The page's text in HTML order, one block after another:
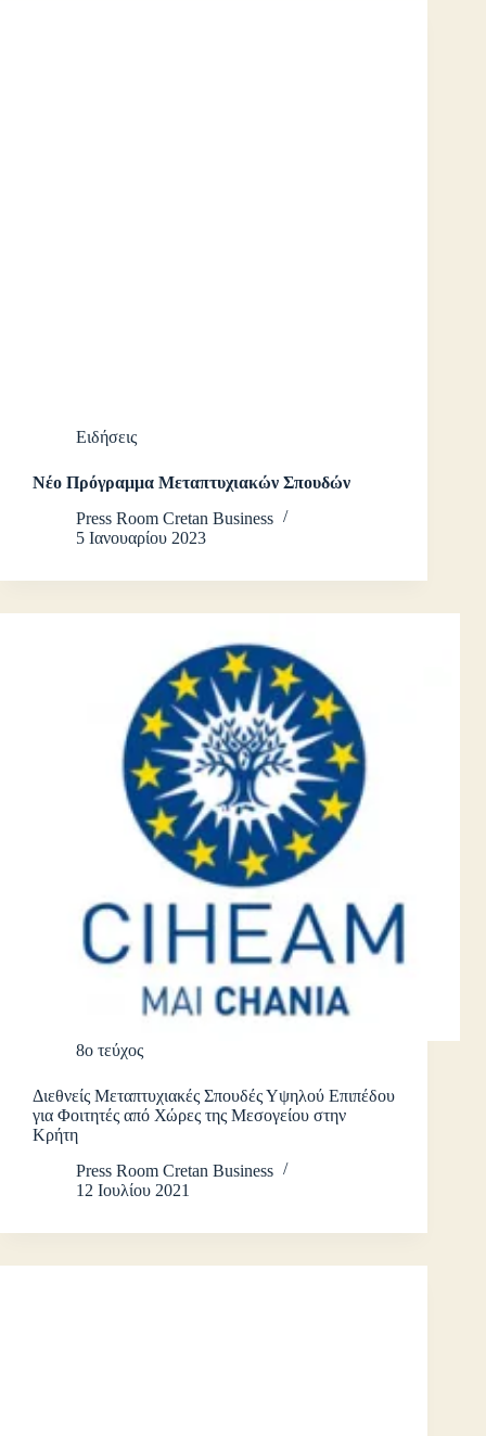
Ειδήσεις
Νέο Πρόγραμμα Μεταπτυχιακών Σπουδών
Press Room Cretan Business
5 Ιανουαρίου 2023
8ο τεύχος
Διεθνείς Μεταπτυχιακές Σπουδές Υψηλού Επιπέδου
για Φοιτητές από Χώρες της Μεσογείου στην
Κρήτη
Press Room Cretan Business
12 Ιουλίου 2021